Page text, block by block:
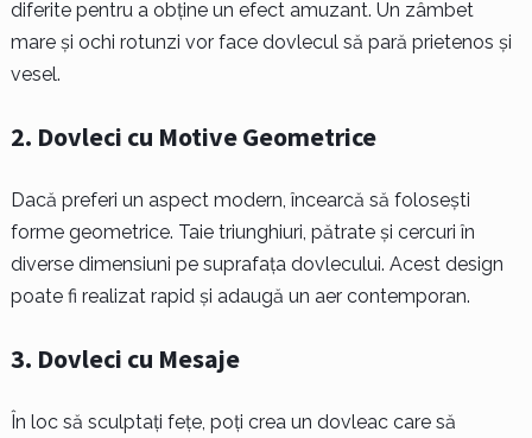
diferite pentru a obține un efect amuzant. Un zâmbet
mare și ochi rotunzi vor face dovlecul să pară prietenos și
vesel.
2. Dovleci cu Motive Geometrice
Dacă preferi un aspect modern, încearcă să folosești
forme geometrice. Taie triunghiuri, pătrate și cercuri în
diverse dimensiuni pe suprafața dovlecului. Acest design
poate fi realizat rapid și adaugă un aer contemporan.
3. Dovleci cu Mesaje
În loc să sculptați fețe, poți crea un dovleac care să